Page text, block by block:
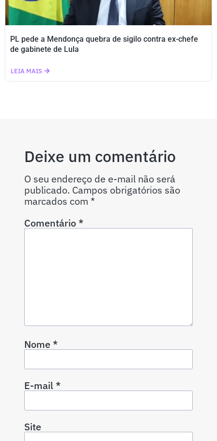
PL pede a Mendonça quebra de sigilo contra ex-chefe
de gabinete de Lula
LEIA MAIS
Deixe um comentário
O seu endereço de e-mail não será
publicado. Campos obrigatórios são
marcados com *
Comentário*
Nome*
E-mail*
Site